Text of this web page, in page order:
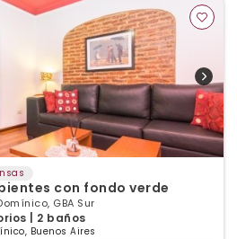
con fondo verde
GBA Sur
| 2 baños
Buenos Aires